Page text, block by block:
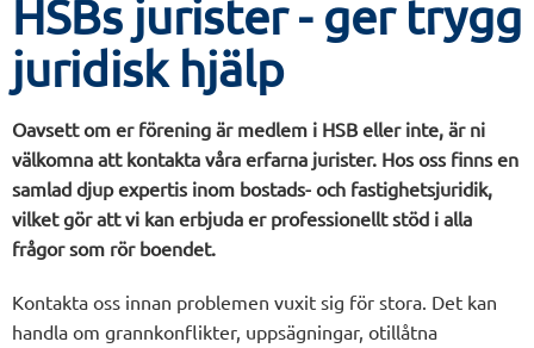
HSBs jurister - ger trygg
juridisk hjälp
Oavsett om er förening är medlem i HSB eller inte, är ni
välkomna att kontakta våra erfarna jurister. Hos oss finns en
samlad djup expertis inom bostads- och fastighetsjuridik,
vilket gör att vi kan erbjuda er professionellt stöd i alla
frågor som rör boendet.
Kontakta oss innan problemen vuxit sig för stora. Det kan
handla om grannkonflikter, uppsägningar, otillåtna